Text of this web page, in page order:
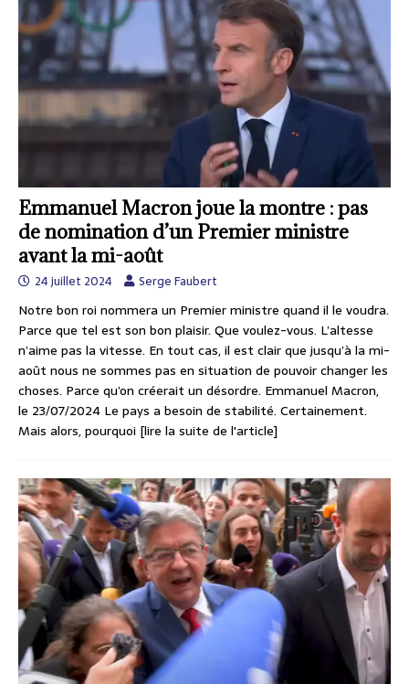
Emmanuel Macron joue la montre : pas
de nomination d’un Premier ministre
avant la mi-août
24 juillet 2024 Serge Faubert
Notre bon roi nommera un Premier ministre quand il le voudra.
Parce que tel est son bon plaisir. Que voulez-vous. L’altesse
n’aime pas la vitesse. En tout cas, il est clair que jusqu’à la mi-
août nous ne sommes pas en situation de pouvoir changer les
choses. Parce qu’on créerait un désordre. Emmanuel Macron,
le 23/07/2024 Le pays a besoin de stabilité. Certainement.
Mais alors, pourquoi [lire la suite de l'article]